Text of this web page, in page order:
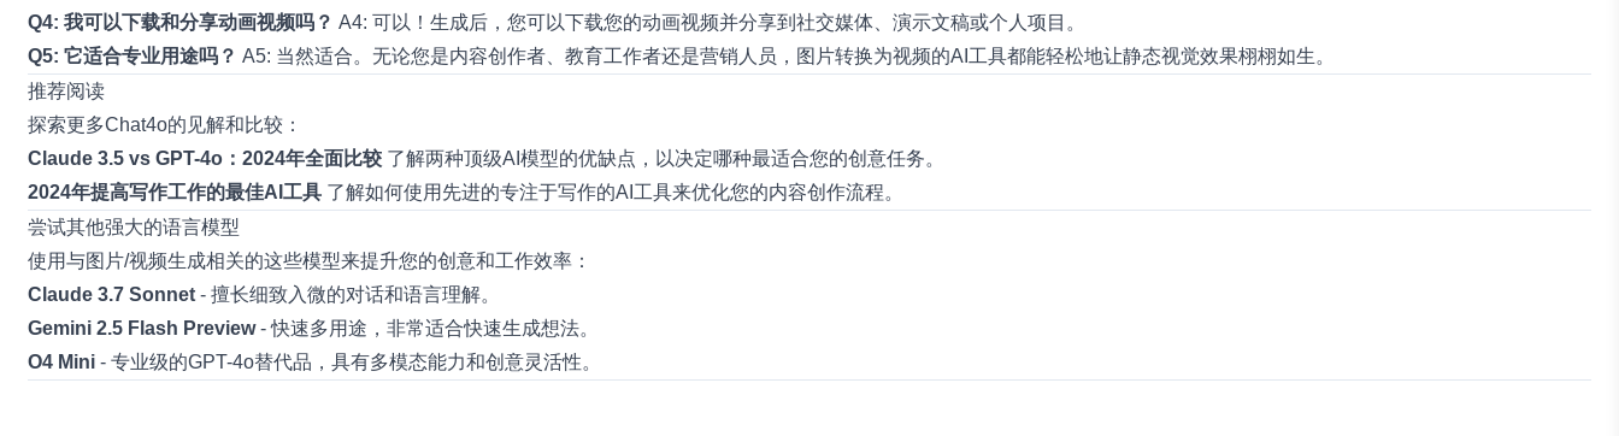
Q4: 我可以下载和分享动画视频吗？ A4: 可以！生成后，您可以下载您的动画视频并分享到社交媒体、演示文稿或个人项目。
Q5: 它适合专业用途吗？ A5: 当然适合。无论您是内容创作者、教育工作者还是营销人员，图片转换为视频的AI工具都能轻松地让静态视觉效果栩栩如生。
推荐阅读
探索更多Chat4o的见解和比较：
Claude 3.5 vs GPT-4o：2024年全面比较 了解两种顶级AI模型的优缺点，以决定哪种最适合您的创意任务。
2024年提高写作工作的最佳AI工具 了解如何使用先进的专注于写作的AI工具来优化您的内容创作流程。
尝试其他强大的语言模型
使用与图片/视频生成相关的这些模型来提升您的创意和工作效率：
Claude 3.7 Sonnet - 擅长细致入微的对话和语言理解。
Gemini 2.5 Flash Preview- 快速多用途，非常适合快速生成想法。
O4 Mini - 专业级的GPT-4o替代品，具有多模态能力和创意灵活性。